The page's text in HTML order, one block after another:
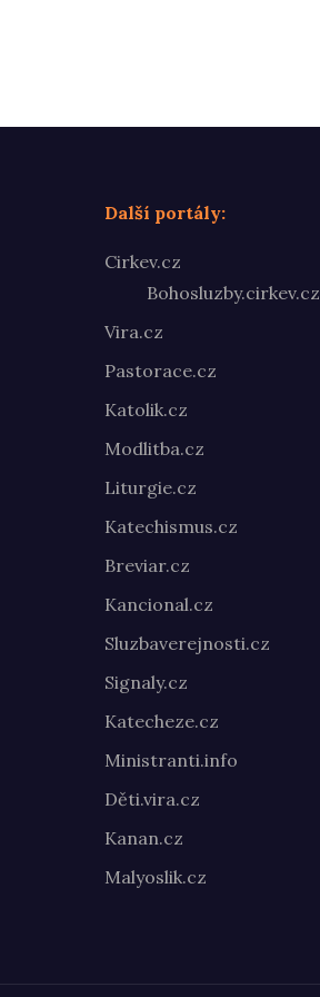
Další portály:
Cirkev.cz
Bohosluzby.cirkev.cz
Vira.cz
Pastorace.cz
Katolik.cz
Modlitba.cz
Liturgie.cz
Katechismus.cz
Breviar.cz
Kancional.cz
Sluzbaverejnosti.cz
Signaly.cz
Katecheze.cz
Ministranti.info
Děti.vira.cz
Kanan.cz
Malyoslik.cz